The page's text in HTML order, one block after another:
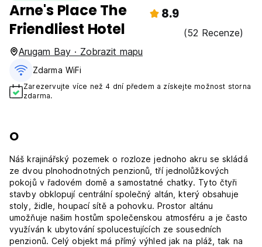
Arne's Place The
Friendliest Hotel
8.9
(52 Recenze)
Arugam Bay · Zobrazit mapu
Zdarma WiFi
Zarezervujte více než 4 dní předem a získejte možnost storna
zdarma.
O
Náš krajinářský pozemek o rozloze jednoho akru se skládá
ze dvou plnohodnotných penzionů, tří jednolůžkových
pokojů v řadovém domě a samostatné chatky. Tyto čtyři
stavby obklopují centrální společný altán, který obsahuje
stoly, židle, houpací sítě a pohovku. Prostor altánu
umožňuje našim hostům společenskou atmosféru a je často
využíván k ubytování spolucestujících ze sousedních
penzionů. Celý objekt má přímý výhled jak na pláž, tak na